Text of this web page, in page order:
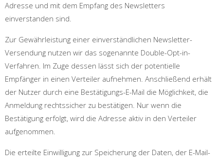
Adresse und mit dem Empfang des Newsletters
einverstanden sind.
Zur Gewährleistung einer einverständlichen Newsletter-
Versendung nutzen wir das sogenannte Double-Opt-in-
Verfahren. Im Zuge dessen lässt sich der potentielle
Empfänger in einen Verteiler aufnehmen. Anschließend erhält
der Nutzer durch eine Bestätigungs-E-Mail die Möglichkeit, die
Anmeldung rechtssicher zu bestätigen. Nur wenn die
Bestätigung erfolgt, wird die Adresse aktiv in den Verteiler
aufgenommen.
Die erteilte Einwilligung zur Speicherung der Daten, der E-Mail-